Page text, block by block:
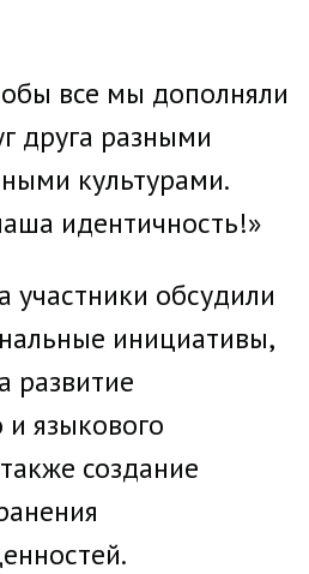
все мы дополняли
друга разными
культурами.
идентичность!»
обсудили
инициативы,
развитие
и языкового
создание